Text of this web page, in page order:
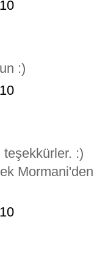
:)
:)
Mormani'den